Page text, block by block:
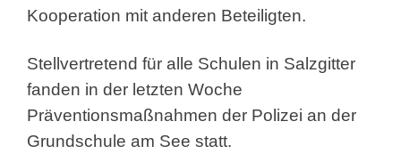
Kooperation mit anderen Beteiligten.
Stellvertretend für alle Schulen in Salzgitter
fanden in der letzten Woche
Präventionsmaßnahmen der Polizei an der
Grundschule am See statt.